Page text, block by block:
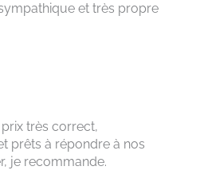
et très propre
très correct,
prêts à répondre à nos
je recommande.